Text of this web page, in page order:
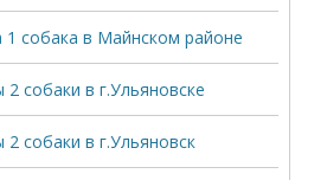
собака в Майнском районе
собаки в г.Ульяновске
собаки в г.Ульяновск